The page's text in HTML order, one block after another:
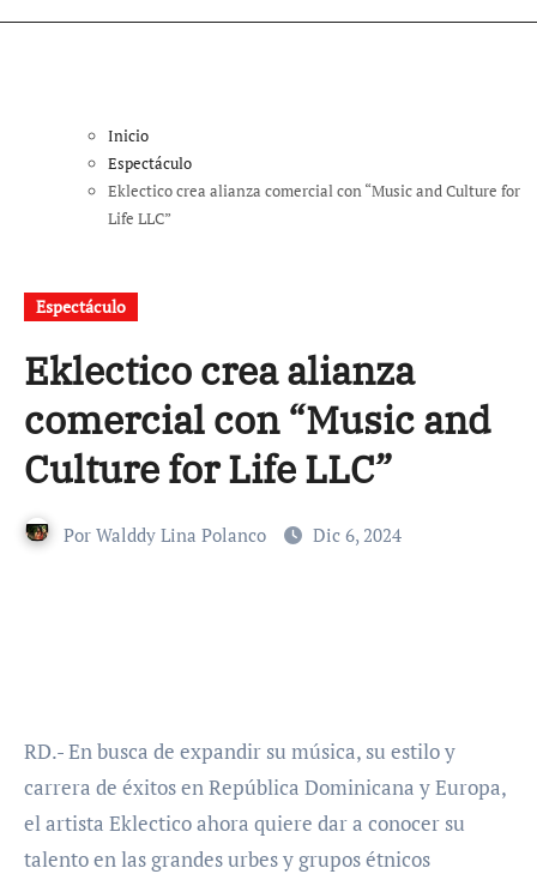
Inicio
Espectáculo
Eklectico crea alianza comercial con “Music and Culture for
Life LLC”
Espectáculo
Eklectico crea alianza
comercial con “Music and
Culture for Life LLC”
Por Walddy Lina Polanco Dic 6, 2024
RD.- En busca de expandir su música, su estilo y
carrera de éxitos en República Dominicana y Europa,
el artista Eklectico ahora quiere dar a conocer su
talento en las grandes urbes y grupos étnicos